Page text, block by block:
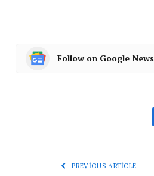
Follow on Google News
PREVIOUS ARTICLE